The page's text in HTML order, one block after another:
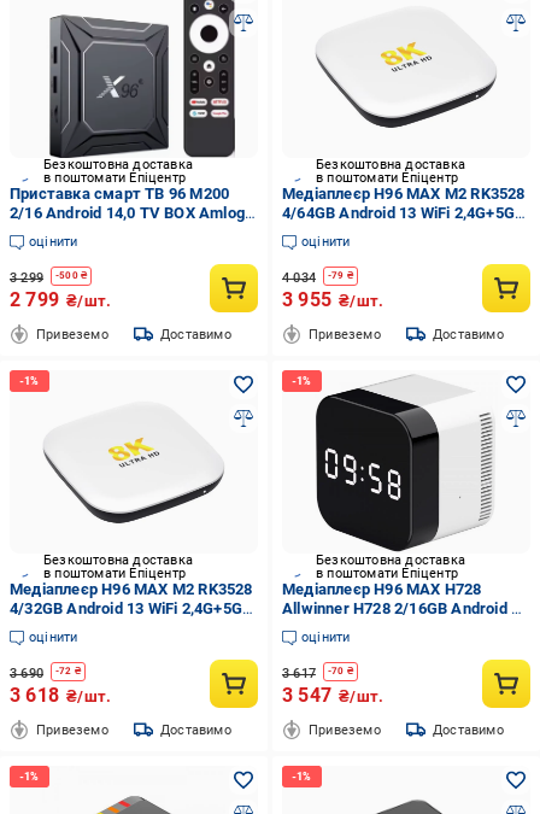
Безкоштовна доставка
в поштомати Епіцентр
Приставка смарт ТВ 96 M200
2/16 Android 14,0 TV BOX Amlogic
S905X5M 2,4G&5G Dual Wifi
1000M LAN AV1 BT Al-SR Smart
Video Media Player
оцінити
3 299 -500₴
2 799 ₴/шт.
Привеземо Доставимо
Безкоштовна доставка
в поштомати Епіцентр
Медіаплеєр H96 MAX M2 RK3528
4/64GB Android 13 WiFi 2,4G+5G
Bluetooth 5,1 Білий
оцінити
4 034 -79 ₴
3 955 ₴/шт.
Привеземо Доставимо
Безкоштовна доставка
в поштомати Епіцентр
Медіаплеєр H96 MAX M2 RK3528
4/32GB Android 13 WiFi 2,4G+5G
Bluetooth 5,1 Білий
оцінити
3 690 -72 ₴
3 618 ₴/шт.
Привеземо Доставимо
Безкоштовна доставка
в поштомати Епіцентр
Медіаплеєр H96 MAX H728
Allwinner H728 2/16GB Android 14
WiFi 5G Bluetooth годинник
оцінити
3 617 -70 ₴
3 547 ₴/шт.
Привеземо Доставимо